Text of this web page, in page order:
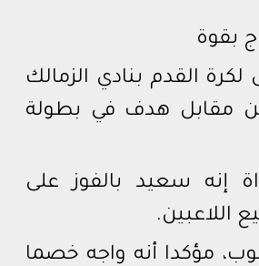
بقوة
القدم بنادي الزمالك
مقابل هدف في بطولة
إنه سعيد بالفوز على
اللاعبين.
مؤكدا أنه واجه خصما